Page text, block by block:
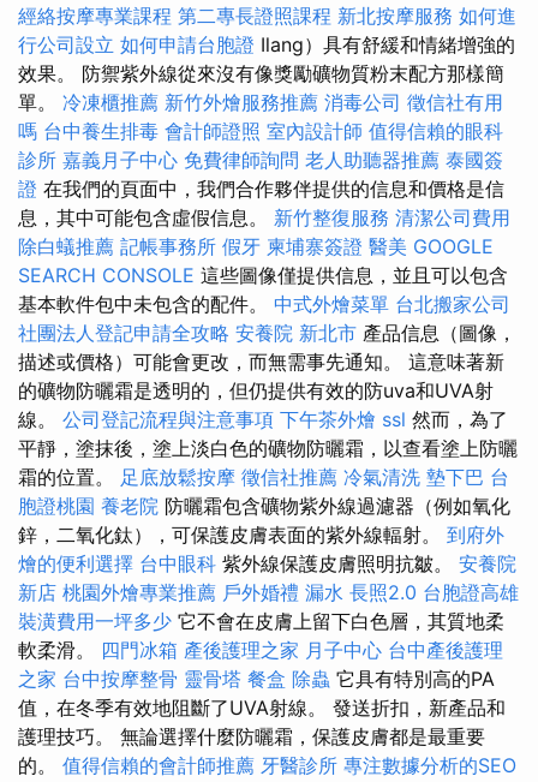
經絡按摩專業課程 第二專長證照課程 新北按摩服務 如何進
行公司設立 如何申請台胞證 Ilang）具有舒緩和情緒增強的
效果。 防禦紫外線從來沒有像獎勵礦物質粉末配方那樣簡
單。 冷凍櫃推薦 新竹外燴服務推薦 消毒公司 徵信社有用
嗎 台中養生排毒 會計師證照 室內設計師 值得信賴的眼科
診所 嘉義月子中心 免費律師詢問 老人助聽器推薦 泰國簽
證 在我們的頁面中，我們合作夥伴提供的信息和價格是信
息，其中可能包含虛假信息。 新竹整復服務 清潔公司費用
除白蟻推薦 記帳事務所 假牙 柬埔寨簽證 醫美 GOOGLE
SEARCH CONSOLE 這些圖像僅提供信息，並且可以包含
基本軟件包中未包含的配件。 中式外燴菜單 台北搬家公司
社團法人登記申請全攻略 安養院 新北市 產品信息（圖像，
描述或價格）可能會更改，而無需事先通知。 這意味著新
的礦物防曬霜是透明的，但仍提供有效的防uva和UVA射
線。 公司登記流程與注意事項 下午茶外燴 ssl 然而，為了
平靜，塗抹後，塗上淡白色的礦物防曬霜，以查看塗上防曬
霜的位置。 足底放鬆按摩 徵信社推薦 冷氣清洗 墊下巴 台
胞證桃園 養老院 防曬霜包含礦物紫外線過濾器（例如氧化
鋅，二氧化鈦），可保護皮膚表面的紫外線輻射。 到府外
燴的便利選擇 台中眼科 紫外線保護皮膚照明抗皺。 安養院
新店 桃園外燴專業推薦 戶外婚禮 漏水 長照2.0 台胞證高雄
裝潢費用一坪多少 它不會在皮膚上留下白色層，其質地柔
軟柔滑。 四門冰箱 產後護理之家 月子中心 台中產後護理
之家 台中按摩整骨 靈骨塔 餐盒 除蟲 它具有特別高的PA
值，在冬季有效地阻斷了UVA射線。 發送折扣，新產品和
護理技巧。 無論選擇什麼防曬霜，保護皮膚都是最重要
的。 值得信賴的會計師推薦 牙醫診所 專注數據分析的SEO